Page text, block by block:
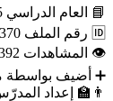
📘 العام الدراسي
🆔 رقم الملف
👁 المشاهدات
➕ أضيف بواسطة
👨‍🏫
إعداد